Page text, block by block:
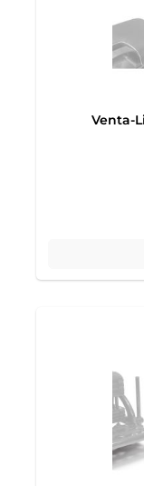
Venta-